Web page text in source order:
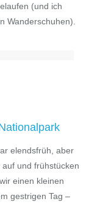
(und ich
Wanderschuhen).
elendsfrüh, aber
und frühstücken
einen kleinen
gestrigen Tag –